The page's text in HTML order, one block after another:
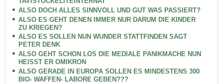
ALSO DOCH ALLES SINNVOLL UND GUT WAS PASSIERT?
ALSO ES GEHT DENEN IMMER NUR DARUM DIE KINDER
ZU KRIEGEN?
ALSO ES SOLLEN NUN WUNDER STATTFINDEN SAGT
PETER DENK
ALSO GEHT SCHON LOS DIE MEDIALE PANIKMACHE NUN
HEISST ER OMIKRON
ALSO GERADE IN EUROPA SOLLEN ES MINDESTENS 300
BIO- WAFFEN- LABORE GEBEN???